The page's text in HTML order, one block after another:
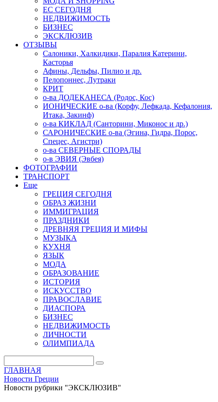
ЕС СЕГОДНЯ
НЕДВИЖИМОСТЬ
БИЗНЕС
ЭКСКЛЮЗИВ
ОТЗЫВЫ
Салоники, Халкидики, Паралия Катерини,
Касторья
Афины, Дельфы, Пилио и др.
Пелопоннес, Лутраки
КРИТ
о-ва ДОДЕКАНЕСА (Родос, Кос)
ИОНИЧЕСКИЕ о-ва (Корфу, Лефкада, Кефалония,
Итака, Закинф)
о-ва КИКЛАД (Санторини, Миконос и др.)
САРОНИЧЕСКИЕ о-ва (Эгина, Гидра, Порос,
Спецес, Агистри)
о-ва СЕВЕРНЫЕ СПОРАДЫ
о-в ЭВИЯ (Эвбея)
ФОТОГРАФИИ
ТРАНСПОРТ
Еще
ГРЕЦИЯ СЕГОДНЯ
ОБРАЗ ЖИЗНИ
ИММИГРАЦИЯ
ПРАЗДНИКИ
ДРЕВНЯЯ ГРЕЦИЯ И МИФЫ
МУЗЫКА
КУХНЯ
ЯЗЫК
МОДА
ОБРАЗОВАНИЕ
ИСТОРИЯ
ИСКУССТВО
ПРАВОСЛАВИЕ
ДИАСПОРА
БИЗНЕС
НЕДВИЖИМОСТЬ
ЛИЧНОСТИ
ОЛИМПИАДА
ГЛАВНАЯ
Новости Греции
Новости рубрики "ЭКСКЛЮЗИВ"